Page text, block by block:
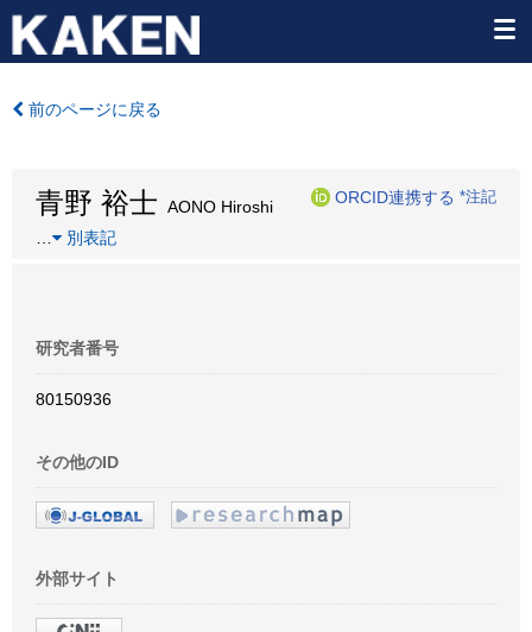
前のページに戻る
青野 裕士 AONO Hiroshi
ORCID連携する *注記
別表記
研究者番号
80150936
その他のID
外部サイト